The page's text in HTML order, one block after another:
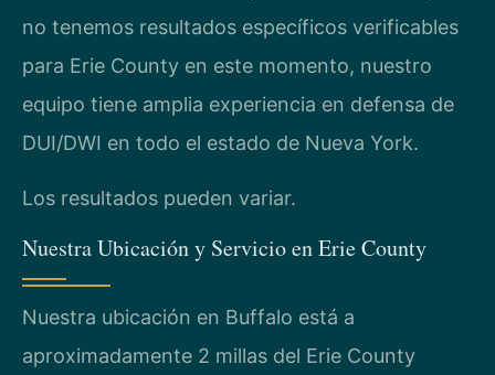
no tenemos resultados específicos verificables
para Erie County en este momento, nuestro
equipo tiene amplia experiencia en defensa de
DUI/DWI en todo el estado de Nueva York.
Los resultados pueden variar.
Nuestra Ubicación y Servicio en Erie County
Nuestra ubicación en Buffalo está a
aproximadamente 2 millas del Erie County